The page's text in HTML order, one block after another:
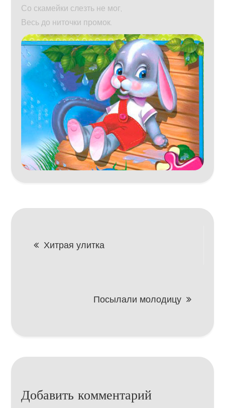
Со скамейки слезть не мог,
Весь до ниточки промок.
Навигация
Хитрая улитка
Посылали молодицу
Добавить комментарий